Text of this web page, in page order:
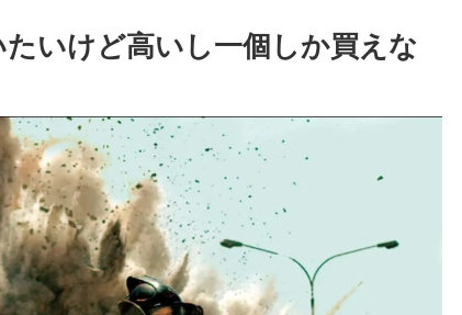
いけど高いし一個しか買えな